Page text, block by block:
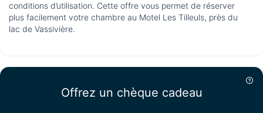
conditions d’utilisation. Cette offre vous permet de réserver
plus facilement votre chambre au Motel Les Tilleuls, près du
lac de Vassivière.
Offrez un chèque cadeau